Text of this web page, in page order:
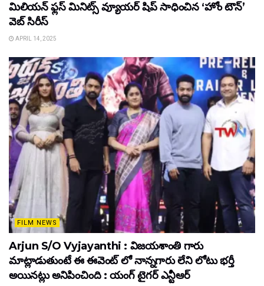
మిలియన్ ఫ్లస్ మినిట్స్ వ్యూయర్ షిప్ సాధించిన ‘హోం టౌన్’
వెబ్ సిరీస్
APRIL 14, 2025
FILM NEWS
Arjun S/O Vyjayanthi : విజయశాంతి గారు
మాట్లాడుతుంటే ఈ ఈవెంట్ లో నాన్నగారు లేని లోటు భర్తీ
అయినట్లు అనిపించింది : యంగ్ టైగర్ ఎన్టీఆర్